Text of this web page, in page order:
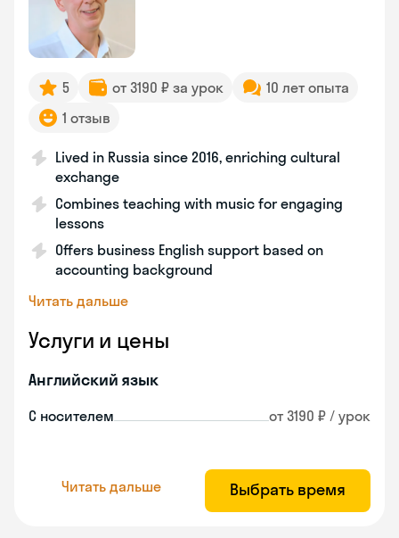
5 от 3190 ₽ за урок
10 лет опыта
1 отзыв
Lived in Russia since 2016, enriching cultural
exchange
Combines teaching with music for engaging
lessons
Offers business English support based on
accounting background
Читать дальше
Услуги и цены
Английский язык
С носителем от 3190 ₽ / урок
Читать дальше Выбрать время